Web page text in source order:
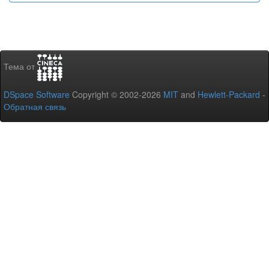
Тема от
DSpace Software Copyright © 2002-2026 MIT and Hewlett-Packard -
Обратная связь